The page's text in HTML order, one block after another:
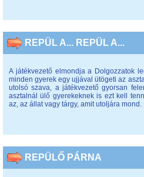
REPÜL A... REPÜL A...
A játékvezető elmondja a Dolgozzatok
minden gyerek egy ujjával ütögeti az
utolsó szava, a játékvezető gyorsan
asztalnál ülő gyerekeknek is ezt kell
az, az állat vagy tárgy, amit utoljára mond.
REPÜLŐ PÁRNA